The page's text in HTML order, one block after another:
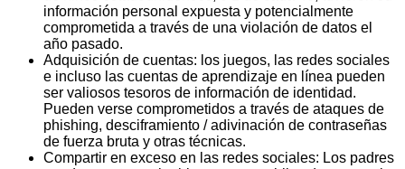
información personal expuesta y potencialmente
comprometida a través de una violación de datos el
año pasado.
Adquisición de cuentas: los juegos, las redes sociales
e incluso las cuentas de aprendizaje en línea pueden
ser valiosos tesoros de información de identidad.
Pueden verse comprometidos a través de ataques de
phishing, desciframiento / adivinación de contraseñas
de fuerza bruta y otras técnicas.
Compartir en exceso en las redes sociales: Los padres